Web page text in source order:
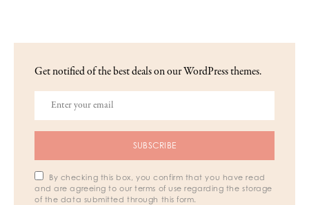
Get notified of the best deals on our WordPress themes.
SUBSCRIBE
By checking this box, you confirm that you have read
and are agreeing to our terms of use regarding the storage
of the data submitted through this form.